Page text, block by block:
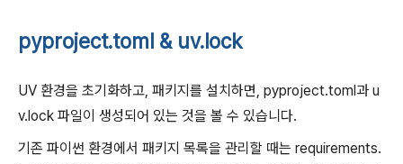
pyproject.toml & uv.lock
UV 환경을 초기화하고, 패키지를 설치하면, pyproject.toml과 u
v.lock 파일이 생성되어 있는 것을 볼 수 있습니다.
기존 파이썬 환경에서 패키지 목록을 관리할 때는 requirements.